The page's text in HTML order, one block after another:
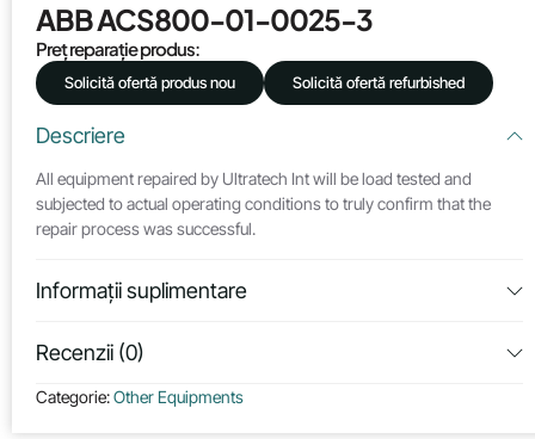
ABB ACS800-01-0025-3
Preț reparație produs:
Solicită ofertă produs nou Solicită ofertă refurbished
Descriere
All equipment repaired by Ultratech Int will be load tested and
subjected to actual operating conditions to truly confirm that the
repair process was successful.
Informații suplimentare
Recenzii (0)
Categorie:Other Equipments